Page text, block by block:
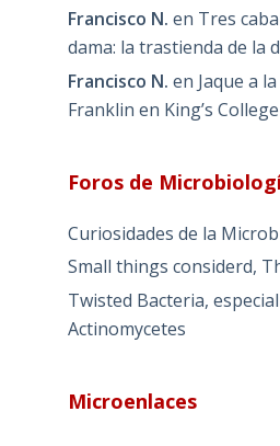
Francisco N. en Tres
dama: la trastienda de la
Francisco N. en Jaque a
Franklin en King’s College
Foros de
Curiosidades de la
Small things considerd,
Twisted Bacteria,
Actinomycetes
Microenlaces